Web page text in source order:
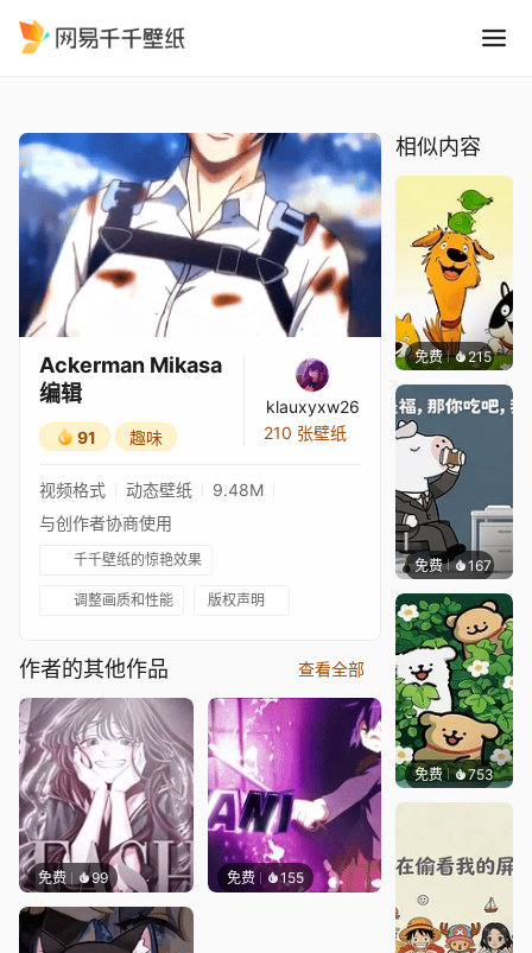
Ackerman Mikasa
编辑
91 趣味
klauxyxw26
210 张壁纸
视频格式 动态壁纸
9.48M
与创作者协商使用
千千壁纸的惊艳效果
调整画质和性能 版权声明
作者的其他作品 查看全部
免费 99 免费 155
相似内容
免费 215渔小小
免费 167渔小小
免费 753渔小小